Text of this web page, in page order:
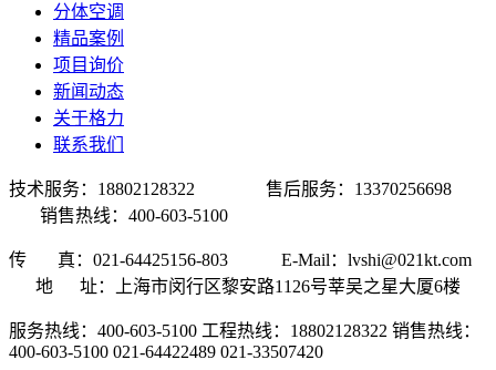
分体空调
精品案例
项目询价
新闻动态
关于格力
联系我们
技术服务：18802128322 售后服务：13370256698
销售热线：400-603-5100
传 真：021-64425156-803 E-Mail：lvshi@021kt.com
地 址：上海市闵行区黎安路1126号莘吴之星大厦6楼
服务热线：400-603-5100 工程热线：18802128322 销售热线：
400-603-5100 021-64422489 021-33507420